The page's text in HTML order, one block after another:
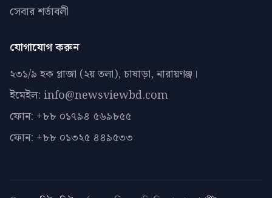
সেবার শর্তাবলী
যোগাযোগ করুন
২৩১/৯ হক প্লাজা (২য় তলা), চাষাড়া, নারায়ণঞ্জ।
ইমেইল: info@newsviewbd.com
ফোন: +৮৮ ০১৭৯৪ ৫৬৯৮৫৫
ফোন: +৮৮ ০১৩২৫ ৪৪৯৫৩৩